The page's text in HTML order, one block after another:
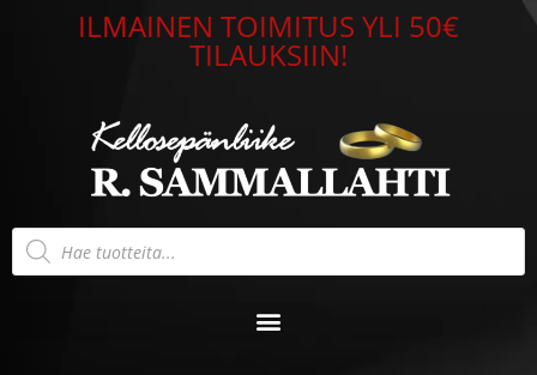
ILMAINEN TOIMITUS YLI 50€
TILAUKSIIN!
Products
search